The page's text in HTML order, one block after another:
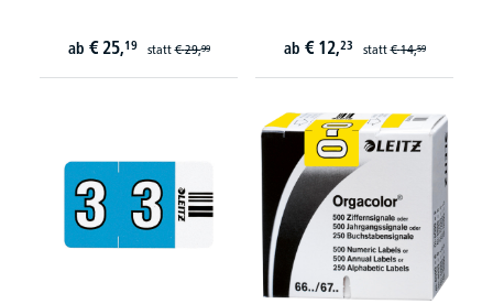
ab € 25,19 statt€ 29,99 ab € 12,23 statt€ 14,59